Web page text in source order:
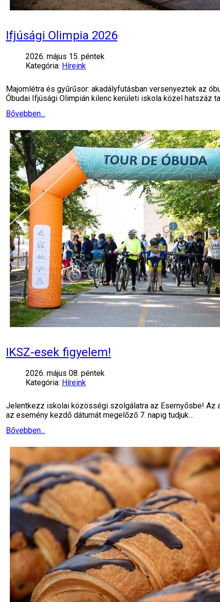
Ifjúsági Olimpia 2026
2026. május 15. péntek
Kategória: Híreink
Majomlétra és gyűrűsor: akadályfutásban versenyeztek az
Óbudai Ifjúsági Olimpián kilenc kerületi iskola közel hatszáz
Bővebben...
IKSZ-esek figyelem!
2026. május 08. péntek
Kategória: Híreink
Jelentkezz iskolai közösségi szolgálatra az Esernyősbe! Az
az esemény kezdő dátumát megelőző 7. napig tudjuk…
Bővebben...